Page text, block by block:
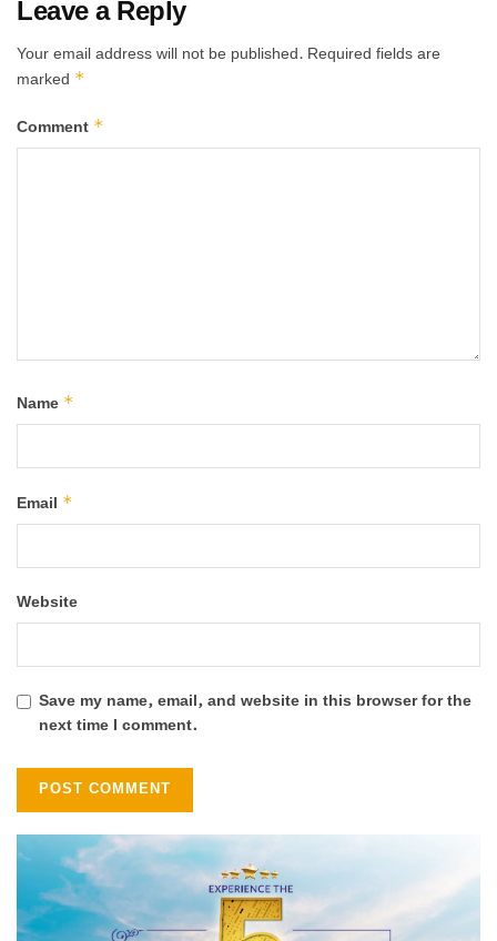
Leave a Reply
Your email address will not be published. Required fields are
marked *
Comment *
Name *
Email *
Website
Save my name, email, and website in this browser for the
next time I comment.